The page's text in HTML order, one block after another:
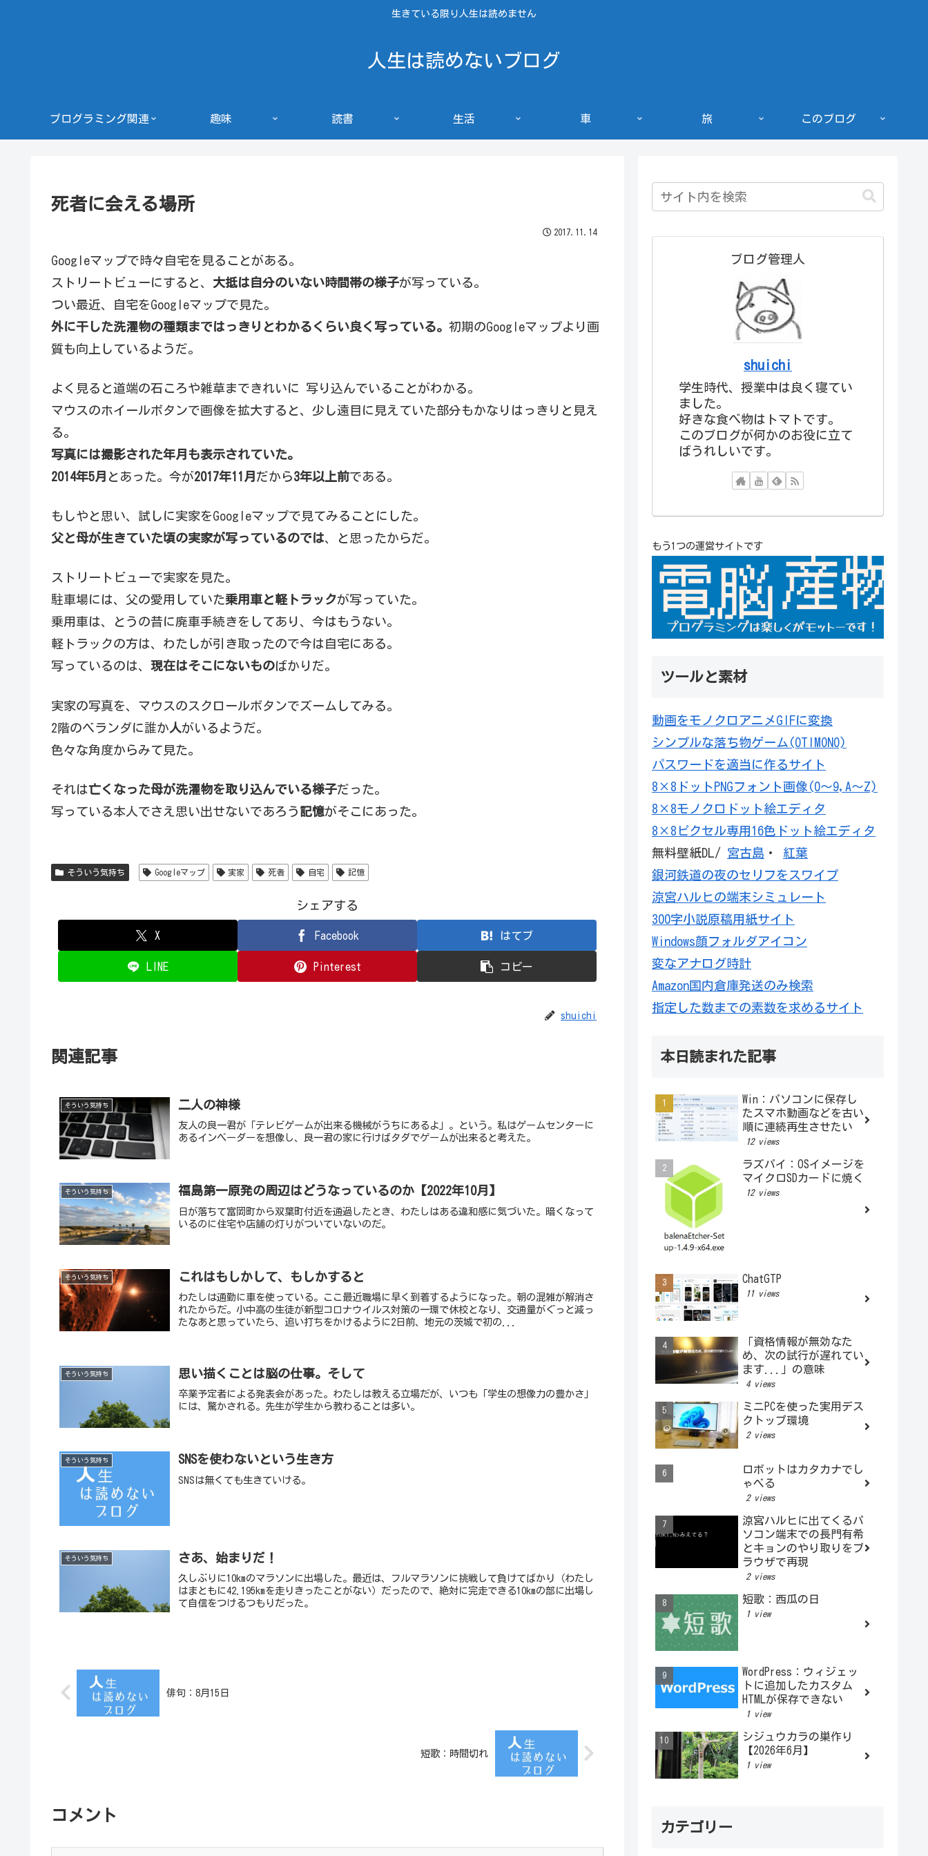
生きている限り人生は読めません
人生は読めないブログ
プログラミング関連 趣味 読書 生活 車 旅 このブログ
死者に会える場所
2017.11.14
Googleマップで時々自宅を見ることがある。
ストリートビューにすると、 大抵は自分のいない時間帯の様子が写っている。
つい最近、自宅をGoogleマップで見た。
外に干した洗濯物の種類まではっきりとわかるくらい良く写っている。 初期のGoogleマップより画
質も向上しているようだ。
よく見ると道端の石ころや雑草まできれいに 写り込んでいることがわかる。
マウスのホイールボタンで画像を拡大すると、少し遠目に見えていた部分もかなりはっきりと見え
る。
写真には撮影された年月も表示されていた。
2014年5月 とあった。今が2017年11月 だから3年以上前である。
もしやと思い、試しに実家をGoogleマップで見てみることにした。
父と母が生きていた頃の実家が写っているのでは、と思ったからだ。
ストリートビューで実家を見た。
駐車場には、父の愛用していた乗用車と軽トラックが写っていた。
乗用車は、とうの昔に廃車手続きをしてあり、今はもうない。
軽トラックの方は、わたしが引き取ったので今は自宅にある。
写っているのは、 現在はそこにないものばかりだ。
実家の写真を、マウスのスクロールボタンでズームしてみる。
2階のベランダに誰か 人がいるようだ。
色々な角度からみて見た。
それは亡くなった母が洗濯物を取り込んでいる様子だった。
写っている本人でさえ思い出せないであろう 記憶がそこにあった。
そういう気持ち Googleマップ 実家 死者 自宅 記憶
シェアする
X Facebook はてブ
LINE Pinterest コピー
shuichi
関連記事
そういう気持ち 二人の神様
友人の良一君が「テレビゲームが出来る機械がうちにあるよ」。という。私はゲームセンターに
あるインベーダーを想像し、良一君の家に行けばタダでゲームが出来ると考えた。
そういう気持ち 福島第一原発の周辺はどうなっているのか【2022年10月】
日が落ちて富岡町から双葉町付近を通過したとき、わたしはある違和感に気づいた。暗くなって
いるのに住宅や店舗の灯りがついていないのだ。
そういう気持ち これはもしかして、もしかすると
わたしは通勤に車を使っている。ここ最近職場に早く到着するようになった。朝の混雑が解消さ
れたからだ。小中高の生徒が新型コロナウイルス対策の一環で休校となり、交通量がぐっと減っ
たなあと思っていたら、追い打ちをかけるように2日前、地元の茨城で初の...
そういう気持ち 思い描くことは脳の仕事。そして
卒業予定者による発表会があった。わたしは教える立場だが、いつも「学生の想像力の豊かさ」
には、驚かされる。先生が学生から教わることは多い。
そういう気持ち SNSを使わないという生き方
SNSは無くても生きていける。
そういう気持ち さあ、始まりだ！
久しぶりに10kmのマラソンに出場した。最近は、フルマラソンに挑戦して負けてばかり（わたし
はまともに42.195kmを走りきったことがない）だったので、絶対に完走できる10kmの部に出場し
て自信をつけるつもりだった。
俳句：8月15日
短歌：時間切れ
コメント
ブログ管理人
shuichi
学生時代、授業中は良く寝てい
ました。
好きな食べ物はトマトです。
このブログが何かのお役に立て
ばうれしいです。
もう1つの運営サイトです
ツールと素材
動画をモノクロアニメGIFに変換
シンプルな落ち物ゲーム(OTIMONO)
パスワードを適当に作るサイト
8×8ドットPNGフォント画像(0～9,A～Z)
8×8モノクロドット絵エディタ
8×8ピクセル専用16色ドット絵エディタ
無料壁紙DL/ 宮古島 ・ 紅葉
銀河鉄道の夜のセリフをスワイプ
涼宮ハルヒの端末シミュレート
300字小説原稿用紙サイト
Windows顔フォルダアイコン
変なアナログ時計
Amazon国内倉庫発送のみ検索
指定した数までの素数を求めるサイト
本日読まれた記事
Win：パソコンに保存し
たスマホ動画などを古い
順に連続再生させたい
12 views
ラズパイ：OSイメージを
マイクロSDカードに焼く
12 views
ChatGTP
11 views
「資格情報が無効なた
め、次の試行が遅れてい
ます...」の意味
4 views
ミニPCを使った実用デス
クトップ環境
2 views
ロボットはカタカナでし
ゃべる
2 views
涼宮ハルヒに出てくるパ
ソコン端末での長門有希
とキョンのやり取りをブ
ラウザで再現
2 views
短歌：西瓜の日
1 view
WordPress：ウィジェッ
トに追加したカスタム
HTMLが保存できない
1 view
シジュウカラの巣作り
【2026年6月】
1 view
カテゴリー